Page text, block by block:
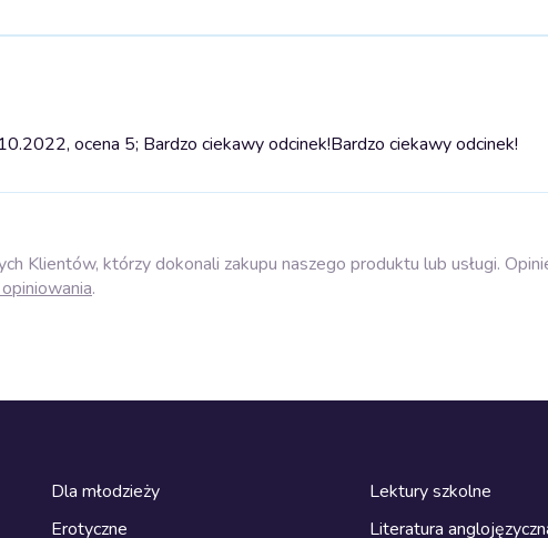
ocena 5; Bardzo ciekawy odcinek!Bardzo ciekawy odcinek!
Klientów, którzy dokonali zakupu naszego produktu lub usługi.
.
Dla młodzieży
Erotyczne
Lektury szkolne
Literatura